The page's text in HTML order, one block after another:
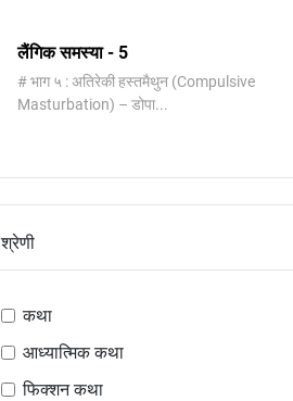
लैंगिक समस्या - 5
# भाग ५ : अतिरेकी हस्तमैथुन (Compulsive
Masturbation) – डोपा...
श्रेणी
कथा
आध्यात्मिक कथा
फिक्शन कथा